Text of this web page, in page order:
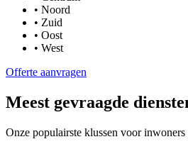
• Noord
• Zuid
• Oost
• West
Offerte aanvragen
Meest gevraagde
Onze populairste klussen voor